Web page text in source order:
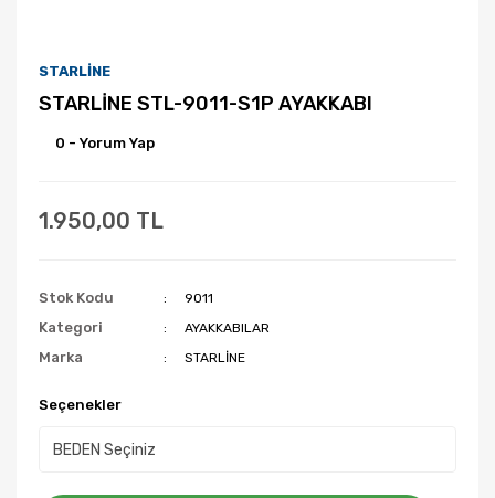
STARLİNE
STARLİNE STL-9011-S1P AYAKKABI
0 - Yorum Yap
1.950,00 TL
Stok Kodu 9011
Kategori AYAKKABILAR
Marka STARLİNE
Seçenekler